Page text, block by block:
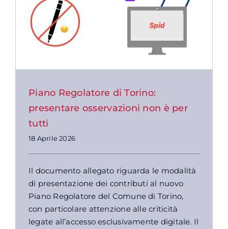
Piano Regolatore di Torino:
presentare osservazioni non è per
tutti
18 Aprile 2026
Il documento allegato riguarda le modalità
di presentazione dei contributi al nuovo
Piano Regolatore del Comune di Torino,
con particolare attenzione alle criticità
legate all’accesso esclusivamente digitale. Il